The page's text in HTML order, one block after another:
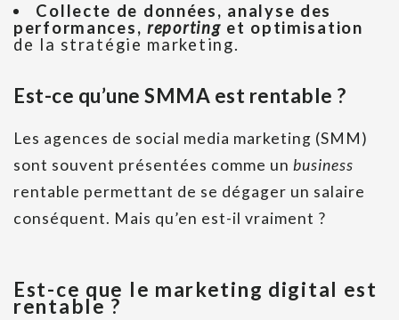
Collecte de données, analyse des
performances, reporting et optimisation
de la stratégie marketing.
Est-ce qu’une SMMA est rentable ?
Les agences de social media marketing (SMM)
sont souvent présentées comme un business
rentable permettant de se dégager un salaire
conséquent. Mais qu’en est-il vraiment ?
Est-ce que le marketing digital est
rentable ?